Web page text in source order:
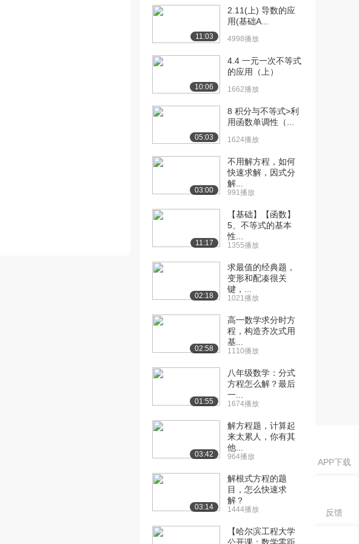
APP下载
反馈
[10] 【函数】6、单调性
2202播放
[11] 【函数】7、单调性
1：已知单调性求...
3083播放
[12] 【函数】7、单调性
1：已知单调性求...
2480播放
05:06
[13] 【函数】8、单调性
05:52
[14] 【函数】8、单调性
05:53
[15] 【函数】9、对称性
09:25
（下）
（上）
[18] 【函数】10、周期性
（下）
1964播放
[19] 【函数】11、指对运
3145播放
[20] 【函数】11、指对运
2251播放
11:03
2.11(上) 导数的应
用(基础A...
4998播放
10:06
4.4 一元一次不等式
的应用（上）
1662播放
05:03
8 积分与不等式>利
用函数单调性（...
1624播放
03:00
不用解方程，如何
快速求解，因式分
解...
991播放
11:17
【基础】【函数】
5、不等式的基本
性...
1355播放
02:18
求最值的经典题，
变形和配凑很关
键，...
1021播放
02:58
高一数学求分时方
程，构造齐次式用
基...
1110播放
01:55
八年级数学：分式
方程怎么解？最后
一...
1674播放
03:42
解方程题，计算起
来太累人，你有其
他...
964播放
03:14
解根式方程的题
目，怎么快速求
解？
1444播放
【哈尔滨工程大学